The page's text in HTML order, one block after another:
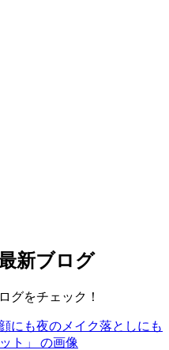
新ブログ
グをチェック！